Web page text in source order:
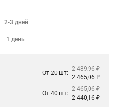
2-3 дней
1 день
От 20 шт:
2 489,96 ₽
2 465,06 ₽
От 40 шт:
2 465,06 ₽
2 440,16 ₽